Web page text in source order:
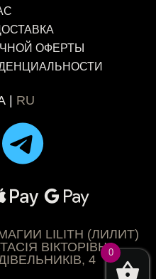
ОФЕРТЫ
RU
LILITH (ЛИЛИТ)
ВІКТОРІВНА
4
0